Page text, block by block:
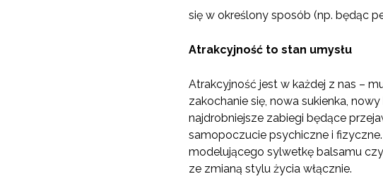
się w określony sposób (np. będąc
Atrakcyjność to stan umysłu
Atrakcyjność jest w każdej z nas –
zakochanie się, nowa sukienka,
najdrobniejsze zabiegi będące
samopoczucie psychiczne i
modelującego sylwetkę balsamu
ze zmianą stylu życia włącznie.